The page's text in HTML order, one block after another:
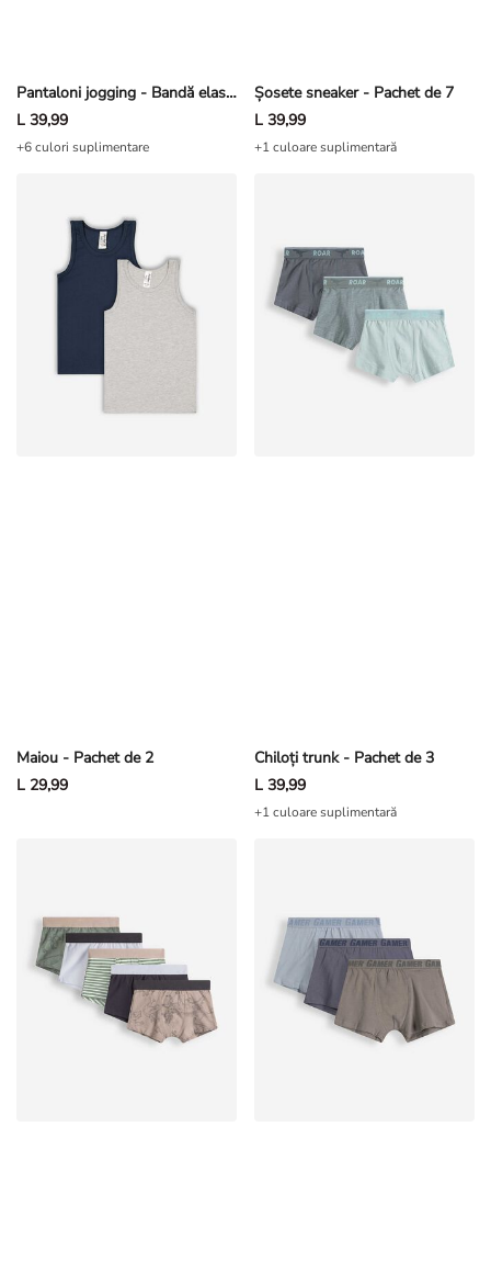
Pantaloni jogging - Bandă elastică în talie - Kaki
L 39,99
+6 culori suplimentare
Șosete sneaker - Pachet de 7
L 39,99
+1 culoare suplimentară
Maiou - Pachet de 2
L 29,99
Chiloți trunk - Pachet de 3
L 39,99
+1 culoare suplimentară